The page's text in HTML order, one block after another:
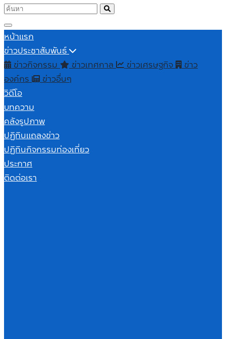
หน้าแรก
ข่าวประชาสัมพันธ์
ข่าวกิจกรรม
ข่าวเทศกาล ข่าวเศรษฐกิจ ข่าว
องค์กร
ข่าวอื่นๆ
วิดีโอ
บทความ
คลังรูปภาพ
ปฏิทินแถลงข่าว
ปฏิทินกิจกรรมท่องเที่ยว
ประกาศ
ติดต่อเรา